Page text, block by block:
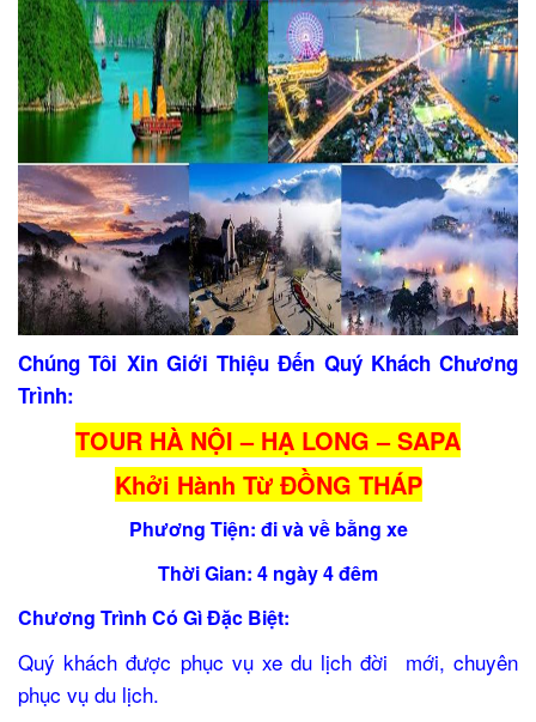
Chúng Tôi Xin Giới Thiệu Đến Quý Khách Chương
Trình:
TOUR HÀ NỘI – HẠ LONG – SAPA
Khởi Hành Từ ĐỒNG THÁP
Phương Tiện: đi và về bằng xe
Thời Gian: 4 ngày 4 đêm
Chương Trình Có Gì Đặc Biệt:
Quý khách được phục vụ xe du lịch đời mới, chuyên
phục vụ du lịch.